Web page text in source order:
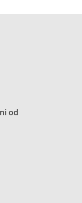
od